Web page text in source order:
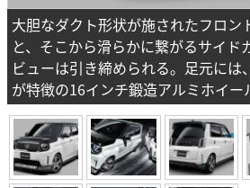
大胆なダクト形状が施されたフロン
と、そこから滑らかに繋がるサイド
ビューは引き締められる。足元には
が特徴の16インチ鍛造アルミホイー